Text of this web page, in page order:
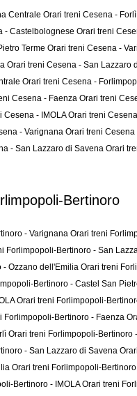
Centrale Orari treni Cesena - Forlì
- Castelbolognese Orari treni
Terme Orari treni Cesena -
Orari treni Cesena - San Lazzaro
Orari treni Cesena -
Cesena - Faenza Orari treni
Cesena - IMOLAOrari treni
- Varignana Orari treni Cesena
- San Lazzaro di Savena Orari
Bertinoro
- Varignana Orari treni
Forlimpopoli-Bertinoro - San
- Ozzano dell'Emilia Orari treni
Bertinoro - Castel San
Orari treni Forlimpopoli-
Forlimpopoli-Bertinoro - Faenza
Orari treni Forlimpopoli-Bertinoro
- San Lazzaro di Savena
Orari treni Forlimpopoli-
Bertinoro - IMOLAOrari treni